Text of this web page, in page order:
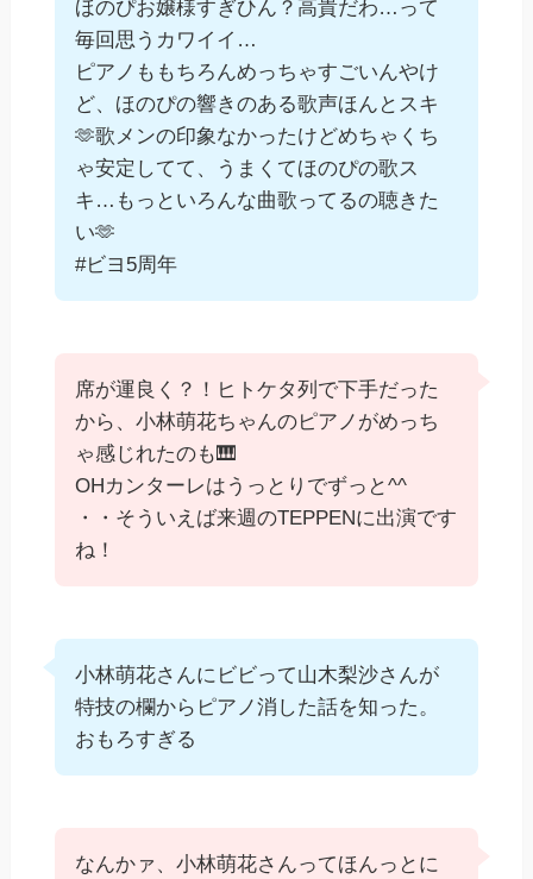
ほのぴお嬢様すぎひん？高貴だわ…って
毎回思うカワイイ…
ピアノももちろんめっちゃすごいんやけ
ど、ほのぴの響きのある歌声ほんとスキ
🫶歌メンの印象なかったけどめちゃくち
ゃ安定してて、うまくてほのぴの歌ス
キ…もっといろんな曲歌ってるの聴きた
い🫶
#ビヨ5周年
席が運良く？！ヒトケタ列で下手だった
から、小林萌花ちゃんのピアノがめっち
ゃ感じれたのも🎹
OHカンターレはうっとりでずっと^^
・・そういえば来週のTEPPENに出演です
ね！
小林萌花さんにビビって山木梨沙さんが
特技の欄からピアノ消した話を知った。
おもろすぎる
なんかァ、小林萌花さんってほんっとに